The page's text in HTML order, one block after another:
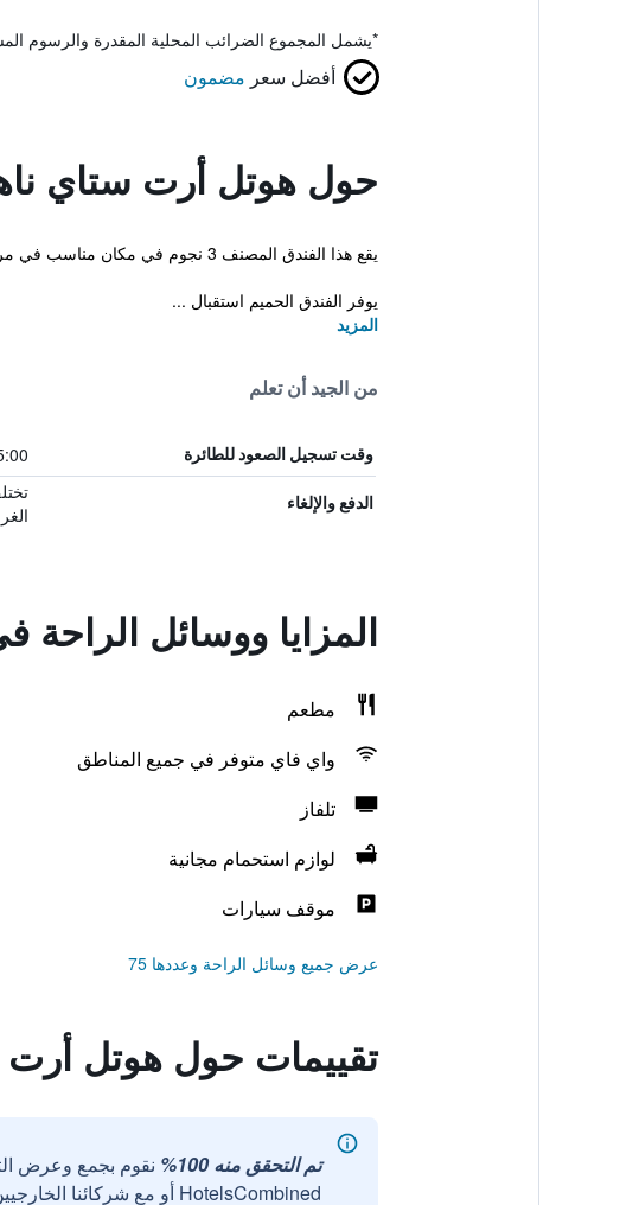
*يشمل المجموع الضرائب المحلية المقدرة والرسوم
أفضل سعر مضمون
حول هوتل أرت ستاي
يقع هذا الفندق المصنف 3 نجوم في مكان مناسب في مركز المدينة مما يجعله قاعدة ممتازة في مدينة ناها. بإمكان النزلاء أيضاً الاستمتاع بخدمة الواي فاي بالمجان خلال إقامتهم.
يوفر الفندق الحميم استقبال ...
المزيد
من الجيد أن تعلم
وقت تسجيل الصعود للطائرة
الدفع والإلغاء
المزايا ووسائل
مطعم
واي فاي متوفر في جميع المناطق
تلفاز
لوازم استحمام مجانية
موقف سيارات
عرض جميع وسائل الراحة وعددها 75
تقييمات حول هوتل
تم التحقق منه 100%
نقوم بجمع وعرض
HotelsCombined أو مع شركائنا الخارجيين الموثوقين.